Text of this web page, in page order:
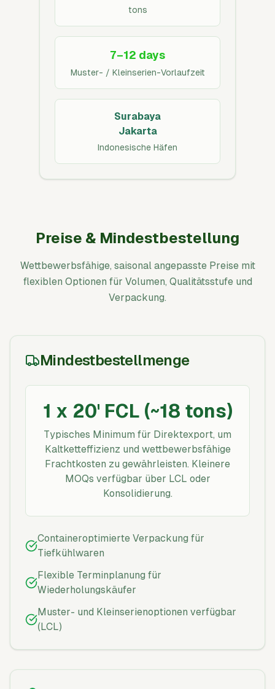
tons
7–12 days
Muster- / Kleinserien-Vorlaufzeit
Surabaya
Jakarta
Indonesische Häfen
Preise & Mindestbestellung
Wettbewerbsfähige, saisonal angepasste Preise mit
flexiblen Optionen für Volumen, Qualitätsstufe und
Verpackung.
Mindestbestellmenge
1 x 20' FCL (~18 tons)
Typisches Minimum für Direktexport, um
Kaltketteffizienz und wettbewerbsfähige
Frachtkosten zu gewährleisten. Kleinere
MOQs verfügbar über LCL oder
Konsolidierung.
Containeroptimierte Verpackung für
Tiefkühlwaren
Flexible Terminplanung für
Wiederholungskäufer
Muster- und Kleinserienoptionen verfügbar
(LCL)